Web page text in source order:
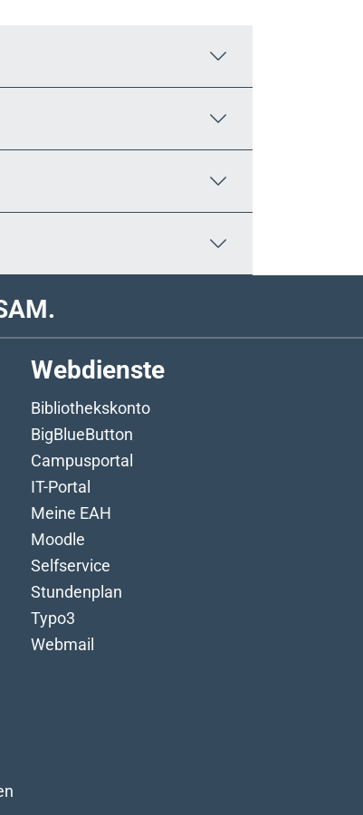
Webdienste
Bibliothekskonto
BigBlueButton
Campusportal
IT-Portal
Meine EAH
Moodle
Selfservice
Stundenplan
Typo3
Webmail